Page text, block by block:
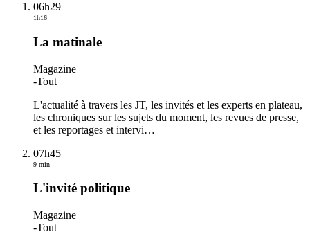
06h29
1h16
La matinale
Magazine
-Tout
L'actualité à travers les JT, les invités et les experts en plateau,
les chroniques sur les sujets du moment, les revues de presse,
et les reportages et intervi…
07h45
9 min
L'invité politique
Magazine
-Tout